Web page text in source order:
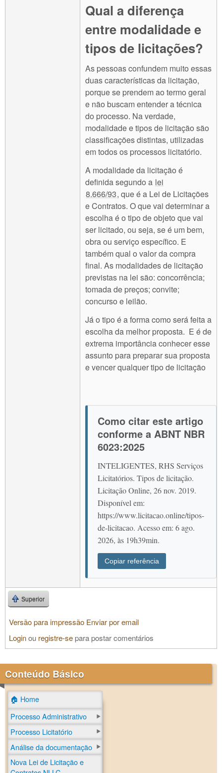
Qual a diferença
entre modalidade e
tipos de licitações?
As pessoas confundem muito essas
duas características da licitação,
porque se prendem ao termo geral
e não buscam entender a técnica
do processo. Na verdade,
modalidade e tipos de licitação são
classificações distintas, utilizadas
em todos os processos licitatório.
A modalidade da licitação é
definida segundo a lei
8.666/93, que é a Lei de Licitações
e Contratos. O que vai determinar a
escolha é o tipo de objeto que vai
ser licitado, ou seja, se é um bem,
obra ou serviço específico. E
também qual o valor da compra
final. As modalidades de licitação
previstas na lei são: concorrência;
tomada de preços; convite;
concurso e leilão.
Já o tipo é a forma como será feita a
escolha da melhor proposta. E é de
extrema importância conhecer esse
assunto para preparar sua proposta
e vencer qualquer tipo de licitação
Como citar este artigo
conforme a ABNT NBR
6023:2025
INTELIGENTES, RHS Serviços
Licitatórios. Tipos de licitação.
Licitação Online, 26 nov. 2019.
Disponível em:
https://www.licitacao.online/tipos-
de-licitacao. Acesso em: 6 ago.
2026, às 19h39min.
Copiar referência
Superior
Versão para impressão Enviar por email
Loginou registre-separa postar comentários
Conteúdo Básico
🏠 Home
Processo Administrativo
Processo Licitatório
Análise da documentação
Nova Lei de Licitação e